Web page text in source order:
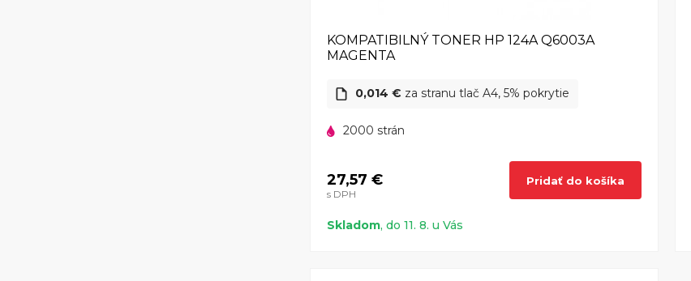
KOMPATIBILNÝ TONER HP 124A Q6003A
MAGENTA
0,014 € za stranu tlač A4, 5% pokrytie
2000 strán
27,57 €
s DPH
Pridať do košíka
Skladom, do 11. 8. u Vás